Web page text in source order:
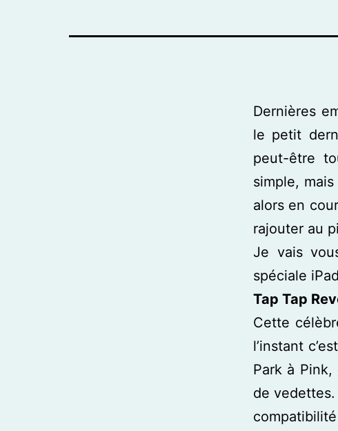
Dernières
le petit
peut-être
simple,
alors en
rajouter au
Je vais
spéciale
Tap Tap
Cette
l’instant
Park à
de vedettes.